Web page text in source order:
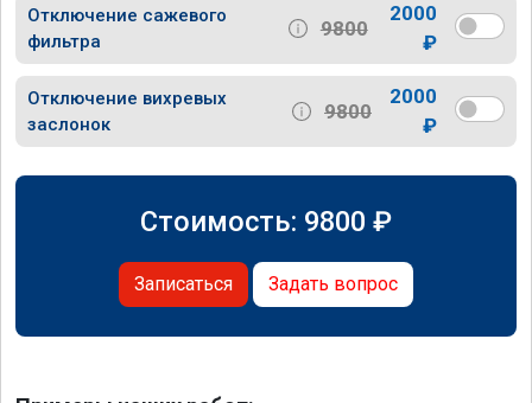
Отключение сажевого
фильтра
9800
2000
₽
Отключение вихревых
заслонок
9800
2000
₽
Стоимость: 9800 ₽
Записаться Задать вопрос